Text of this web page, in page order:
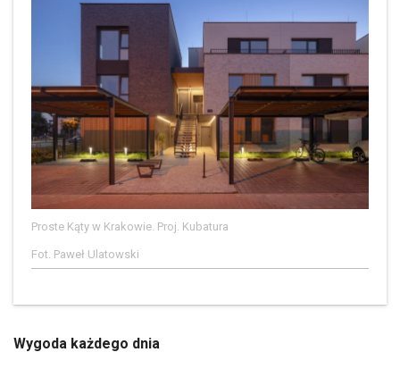
Proste Kąty w Krakowie. Proj. Kubatura
Fot. Paweł Ulatowski
Wygoda każdego dnia